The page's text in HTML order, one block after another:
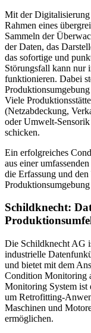
Mit der
Rahmen eines
Sammeln der
der Daten, das
das sofortige und
Störungsfall kann nur
funktionieren. Dabei
Viele
(Netzabdeckung,
oder Umwelt-
schicken.
Ein erfolgreiches
aus einer
die Erfassung und
Schildknecht:
Die Schildknecht AG
industrielle
und bietet mit dem
Condition Monitoring
Monitoring System ist
um Retrofitting-
Maschinen und
ermöglichen.